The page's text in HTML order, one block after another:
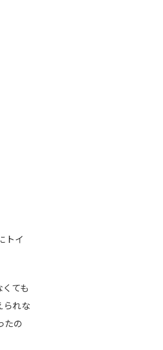
トイ
ても
られな
たの